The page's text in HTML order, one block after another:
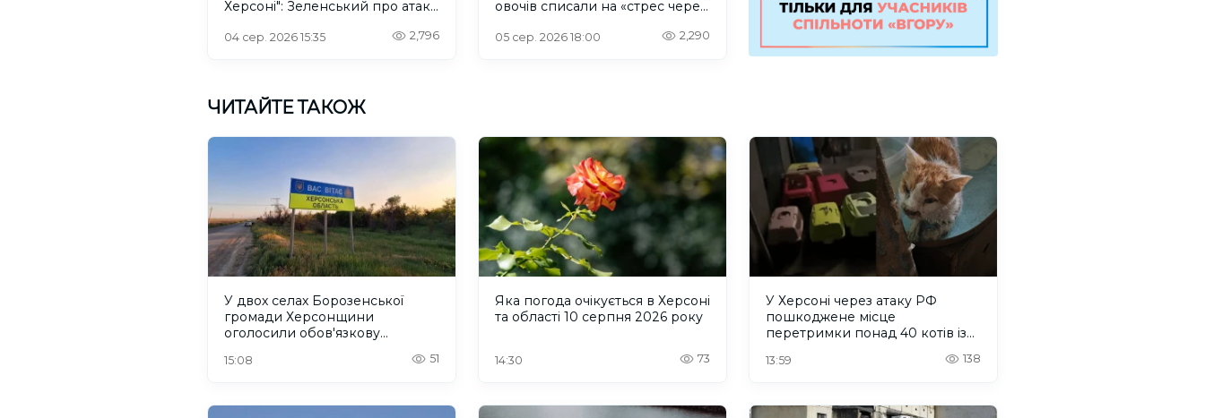
Херсоні": Зеленський про атаку
04 сер. 2026 15:35 2,796
овочів списали на «стрес через
05 сер. 2026 18:00 2,290
ЧИТАЙТЕ ТАКОЖ
У двох селах Борозенської
громади Херсонщини
оголосили обов'язкову
15:08 51
Яка погода очікується в Херсоні
та області 10 серпня 2026 року
14:30 73
У Херсоні через атаку РФ
пошкоджене місце
перетримки понад 40 котів із
13:59 138